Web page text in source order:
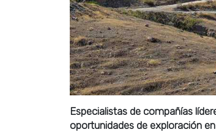
Especialistas de compañías
oportunidades de exploración